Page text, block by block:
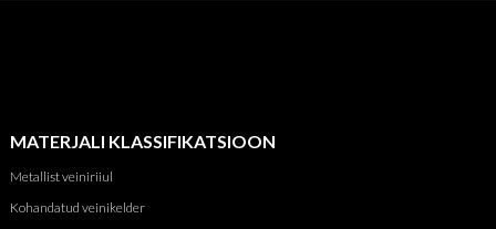
MATERJALI KLASSIFIKATSIOON
Metallist veiniriiul
Kohandatud veinikelder